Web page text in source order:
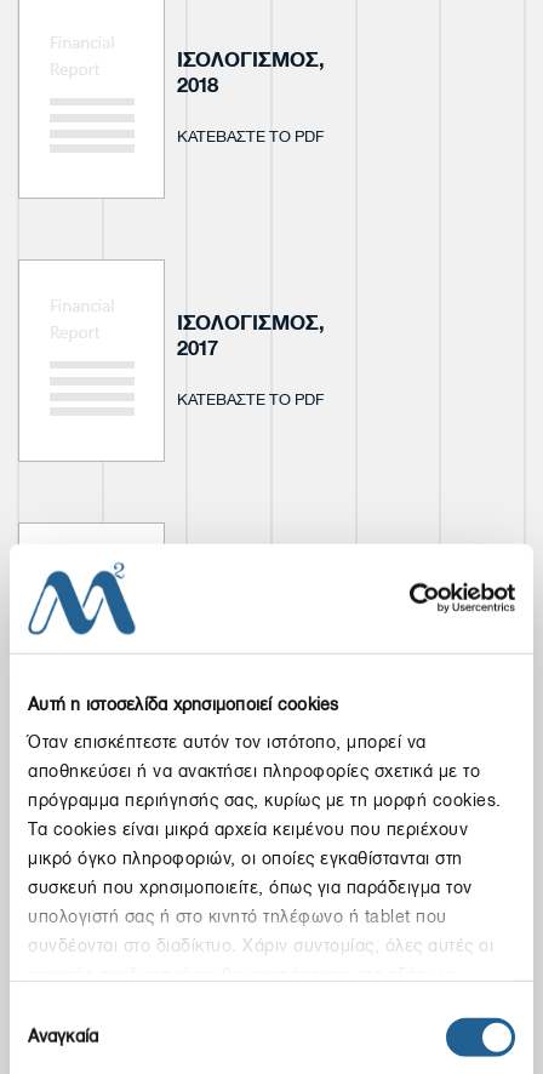
Αυτή η ιστοσελίδα χρησιμοποιεί cookies
Όταν επισκέπτεστε αυτόν τον ιστότοπο, μπορεί να
αποθηκεύσει ή να ανακτήσει πληροφορίες σχετικά με το
πρόγραμμα περιήγησής σας, κυρίως με τη μορφή cookies.
Τα cookies είναι μικρά αρχεία κειμένου που περιέχουν
μικρό όγκο πληροφοριών, οι οποίες εγκαθίστανται στη
συσκευή που χρησιμοποιείτε, όπως για παράδειγμα τον
υπολογιστή σας ή στο κινητό τηλέφωνο ή tablet που
συνδέονται στο διαδίκτυο. Χάριν συντομίας, όλες αυτές οι
επεξεργασία από εμάς όπως περιγράφεται κατωτέρω.
Εναλλακτικά, μπορείτε να αποκτήσετε πρόσβαση σε πιο
συγκατάθεσης
Αναγκαία
ΙΣΟΛΟΓΙΣΜΟΣ,
2018
ΚΑΤΕΒΑΣΤΕ ΤΟ PDF
ΙΣΟΛΟΓΙΣΜΟΣ,
2017
ΚΑΤΕΒΑΣΤΕ ΤΟ PDF
ΙΣΟΛΟΓΙΣΜΟΣ,
2015
ΚΑΤΕΒΑΣΤΕ ΤΟ PDF